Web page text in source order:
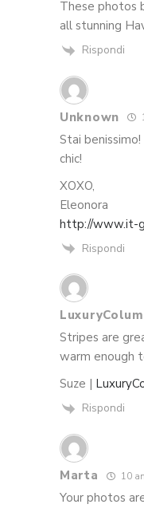
These photos
all stunning
Rispondi
Unknown
Stai
chic!
XOXO,
Eleonora
http://www.it-
Rispondi
Stripes are
warm enough
Suze |
Rispondi
Marta 10
Your photos